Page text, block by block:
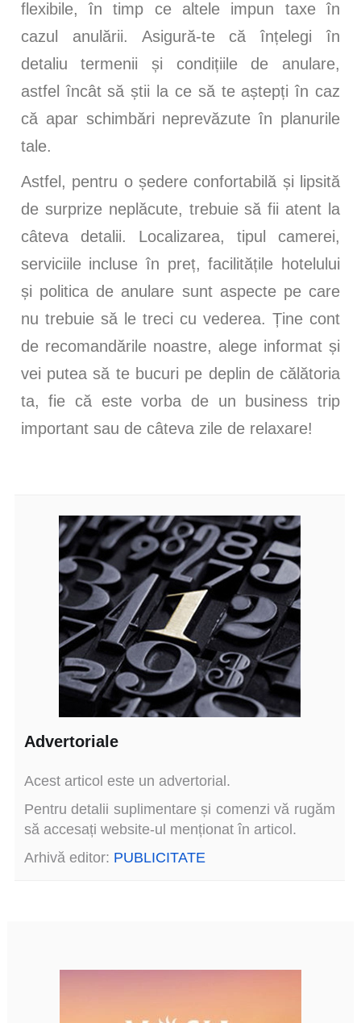
flexibile, în timp ce altele impun taxe în
cazul anulării. Asigură-te că înțelegi în
detaliu termenii și condițiile de anulare,
astfel încât să știi la ce să te aștepți în caz
că apar schimbări neprevăzute în planurile
tale.
Astfel, pentru o ședere confortabilă și lipsită
de surprize neplăcute, trebuie să fii atent la
câteva detalii. Localizarea, tipul camerei,
serviciile incluse în preț, facilitățile hotelului
și politica de anulare sunt aspecte pe care
nu trebuie să le treci cu vederea. Ține cont
de recomandările noastre, alege informat și
vei putea să te bucuri pe deplin de călătoria
ta, fie că este vorba de un business trip
important sau de câteva zile de relaxare!
Advertoriale
Acest articol este un advertorial.
Pentru detalii suplimentare și comenzi vă rugăm
să accesați website-ul menționat în articol.
Arhivă editor: PUBLICITATE